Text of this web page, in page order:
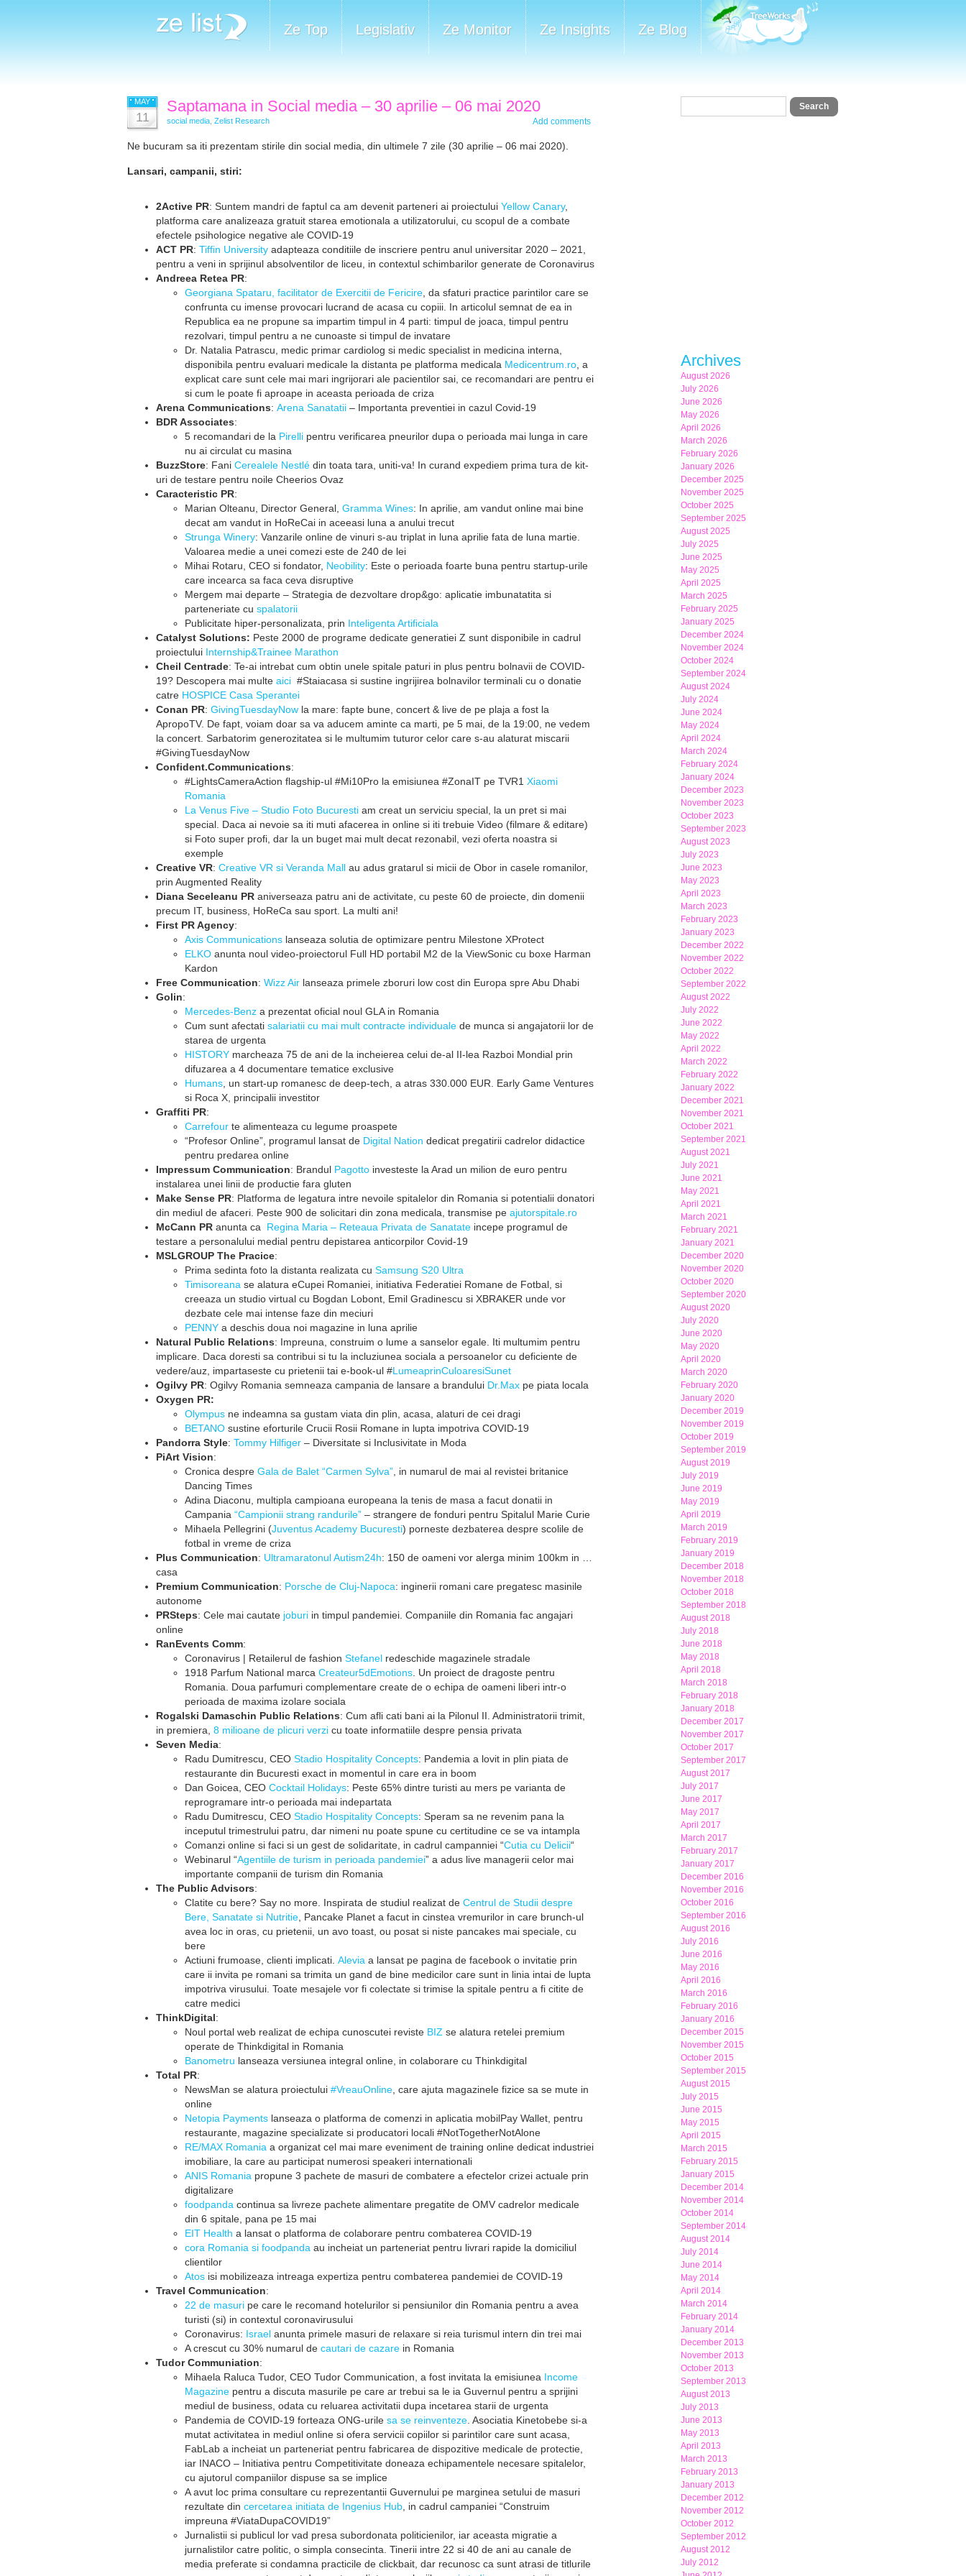
Ze Top Legislativ Ze Monitor Ze Insights Ze Blog
MAY
11
Saptamana in Social media – 30 aprilie – 06 mai 2020
social media Zelist Research Add comments
Ne bucuram sa iti prezentam stirile din social media, din ultimele 7 zile (30 aprilie – 06 mai 2020).
Lansari, campanii, stiri:
2Active PR: Suntem mandri de faptul ca am devenit parteneri ai proiectului Yellow Canary,
platforma care analizeaza gratuit starea emotionala a utilizatorului, cu scopul de a combate
efectele psihologice negative ale COVID-19
ACT PR: Tiffin University adapteaza conditiile de inscriere pentru anul universitar 2020 – 2021,
pentru a veni in sprijinul absolventilor de liceu, in contextul schimbarilor generate de Coronavirus
Andreea Retea PR:
Georgiana Spataru, facilitator de Exercitii de Fericire , da sfaturi practice parintilor care se
confrunta cu imense provocari lucrand de acasa cu copiii. In articolul semnat de ea in
Republica ea ne propune sa impartim timpul in 4 parti: timpul de joaca, timpul pentru
rezolvari, timpul pentru a ne cunoaste si timpul de invatare
Dr. Natalia Patrascu, medic primar cardiolog si medic specialist in medicina interna,
disponibila pentru evaluari medicale la distanta pe platforma medicala Medicentrum.ro , a
explicat care sunt cele mai mari ingrijorari ale pacientilor sai, ce recomandari are pentru ei
si cum le poate fi aproape in aceasta perioada de criza
Arena Communications: Arena Sanatatii – Importanta preventiei in cazul Covid-19
BDR Associates:
5 recomandari de la Pirelli pentru verificarea pneurilor dupa o perioada mai lunga in care
nu ai circulat cu masina
BuzzStore: Fani Cerealele Nestlé din toata tara, uniti-va! In curand expediem prima tura de kit-
uri de testare pentru noile Cheerios Ovaz
Caracteristic PR:
Marian Olteanu, Director General, Gramma Wines: In aprilie, am vandut online mai bine
decat am vandut in HoReCai in aceeasi luna a anului trecut
Strunga Winery: Vanzarile online de vinuri s-au triplat in luna aprilie fata de luna martie.
Valoarea medie a unei comezi este de 240 de lei
Mihai Rotaru, CEO si fondator, Neobility: Este o perioada foarte buna pentru startup-urile
care incearca sa faca ceva disruptive
Mergem mai departe – Strategia de dezvoltare drop&go: aplicatie imbunatatita si
parteneriate cu spalatorii
Publicitate hiper-personalizata, prin Inteligenta Artificiala
Catalyst Solutions: Peste 2000 de programe dedicate generatiei Z sunt disponibile in cadrul
proiectului Internship&Trainee Marathon
Cheil Centrade: Te-ai intrebat cum obtin unele spitale paturi in plus pentru bolnavii de COVID-
19? Descopera mai multe aici #Staiacasa si sustine ingrijirea bolnavilor terminali cu o donatie
catre HOSPICE Casa Sperantei
Conan PR: GivingTuesdayNow la mare: fapte bune, concert & live de pe plaja a fost la
ApropoTV. De fapt, voiam doar sa va aducem aminte ca marti, pe 5 mai, de la 19:00, ne vedem
la concert. Sarbatorim generozitatea si le multumim tuturor celor care s-au alaturat miscarii
#GivingTuesdayNow
Confident.Communications:
#LightsCameraAction flagship-ul #Mi10Pro la emisiunea #ZonaIT pe TVR1 Xiaomi
Romania
La Venus Five – Studio Foto Bucuresti am creat un serviciu special, la un pret si mai
special. Daca ai nevoie sa iti muti afacerea in online si iti trebuie Video (filmare & editare)
si Foto super profi, dar la un buget mai mult decat rezonabil, vezi oferta noastra si
exemple
Creative VR: Creative VR si Veranda Mall au adus gratarul si micii de Obor in casele romanilor,
prin Augmented Reality
Diana Seceleanu PR aniverseaza patru ani de activitate, cu peste 60 de proiecte, din domenii
precum IT, business, HoReCa sau sport. La multi ani!
First PR Agency:
Axis Communications lanseaza solutia de optimizare pentru Milestone XProtect
ELKO anunta noul video-proiectorul Full HD portabil M2 de la ViewSonic cu boxe Harman
Kardon
Free Communication: Wizz Air lanseaza primele zboruri low cost din Europa spre Abu Dhabi
Golin:
Mercedes-Benz a prezentat oficial noul GLA in Romania
Cum sunt afectati salariatii cu mai mult contracte individuale de munca si angajatorii lor de
starea de urgenta
HISTORY marcheaza 75 de ani de la incheierea celui de-al II-lea Razboi Mondial prin
difuzarea a 4 documentare tematice exclusive
Humans , un start-up romanesc de deep-tech, a atras 330.000 EUR. Early Game Ventures
si Roca X, principalii investitor
Graffiti PR:
Carrefour te alimenteaza cu legume proaspete
“Profesor Online”, programul lansat de Digital Nation dedicat pregatirii cadrelor didactice
pentru predarea online
Impressum Communication: Brandul Pagotto investeste la Arad un milion de euro pentru
instalarea unei linii de productie fara gluten
Make Sense PR: Platforma de legatura intre nevoile spitalelor din Romania si potentialii donatori
din mediul de afaceri. Peste 900 de solicitari din zona medicala, transmise pe ajutorspitale.ro
McCann PR anunta ca Regina Maria – Reteaua Privata de Sanatate incepe programul de
testare a personalului medial pentru depistarea anticorpilor Covid-19
MSLGROUP The Pracice:
Prima sedinta foto la distanta realizata cu Samsung S20 Ultra
Timisoreana se alatura eCupei Romaniei, initiativa Federatiei Romane de Fotbal, si
creeaza un studio virtual cu Bogdan Lobont, Emil Gradinescu si XBRAKER unde vor
dezbate cele mai intense faze din meciuri
PENNY a deschis doua noi magazine in luna aprilie
Natural Public Relations: Impreuna, construim o lume a sanselor egale. Iti multumim pentru
implicare. Daca doresti sa contribui si tu la incluziunea sociala a persoanelor cu deficiente de
vedere/auz, impartaseste cu prietenii tai e-book-ul #LumeaprinCuloaresiSunet
Ogilvy PR: Ogilvy Romania semneaza campania de lansare a brandului Dr.Max pe piata locala
Oxygen PR:
Olympus ne indeamna sa gustam viata din plin, acasa, alaturi de cei dragi
BETANO sustine eforturile Crucii Rosii Romane in lupta impotriva COVID-19
Pandorra Style: Tommy Hilfiger – Diversitate si Inclusivitate in Moda
PiArt Vision:
Cronica despre Gala de Balet “Carmen Sylva” , in numarul de mai al revistei britanice
Dancing Times
Adina Diaconu, multipla campioana europeana la tenis de masa a facut donatii in
Campania “Campionii strang randurile” – strangere de fonduri pentru Spitalul Marie Curie
Mihaela Pellegrini (Juventus Academy Bucuresti) porneste dezbaterea despre scolile de
fotbal in vreme de criza
Plus Communication: Ultramaratonul Autism24h: 150 de oameni vor alerga minim 100km in …
casa
Premium Communication: Porsche de Cluj-Napoca: inginerii romani care pregatesc masinile
autonome
PRSteps: Cele mai cautate joburi in timpul pandemiei. Companiile din Romania fac angajari
online
RanEvents Comm:
Coronavirus | Retailerul de fashion Stefanel redeschide magazinele stradale
1918 Parfum National marca Createur5dEmotions . Un proiect de dragoste pentru
Romania. Doua parfumuri complementare create de o echipa de oameni liberi intr-o
perioada de maxima izolare sociala
Rogalski Damaschin Public Relations: Cum afli cati bani ai la Pilonul II. Administratorii trimit,
in premiera, 8 milioane de plicuri verzi cu toate informatiile despre pensia privata
Seven Media:
Radu Dumitrescu, CEO Stadio Hospitality Concepts: Pandemia a lovit in plin piata de
restaurante din Bucuresti exact in momentul in care era in boom
Dan Goicea, CEO Cocktail Holidays: Peste 65% dintre turisti au mers pe varianta de
reprogramare intr-o perioada mai indepartata
Radu Dumitrescu, CEO Stadio Hospitality Concepts: Speram sa ne revenim pana la
inceputul trimestrului patru, dar nimeni nu poate spune cu certitudine ce se va intampla
Comanzi online si faci si un gest de solidaritate, in cadrul campanniei “Cutia cu Delicii“
Webinarul “Agentiile de turism in perioada pandemiei” a adus live managerii celor mai
importante companii de turism din Romania
The Public Advisors:
Clatite cu bere? Say no more. Inspirata de studiul realizat de Centrul de Studii despre
Bere, Sanatate si Nutritie , Pancake Planet a facut in cinstea vremurilor in care brunch-ul
avea loc in oras, cu prietenii, un avo toast, ou posat si niste pancakes mai speciale, cu
bere
Actiuni frumoase, clienti implicati. Alevia a lansat pe pagina de facebook o invitatie prin
care ii invita pe romani sa trimita un gand de bine medicilor care sunt in linia intai de lupta
impotriva virusului. Toate mesajele vor fi colectate si trimise la spitale pentru a fi citite de
catre medici
ThinkDigital:
Noul portal web realizat de echipa cunoscutei reviste BIZ se alatura retelei premium
operate de Thinkdigital in Romania
Banometru lanseaza versiunea integral online, in colaborare cu Thinkdigital
Total PR:
NewsMan se alatura proiectului #VreauOnline , care ajuta magazinele fizice sa se mute in
online
Netopia Payments lanseaza o platforma de comenzi in aplicatia mobilPay Wallet, pentru
restaurante, magazine specializate si producatori locali #NotTogetherNotAlone
RE/MAX Romania a organizat cel mai mare eveniment de training online dedicat industriei
imobiliare, la care au participat numerosi speakeri internationali
ANIS Romania propune 3 pachete de masuri de combatere a efectelor crizei actuale prin
digitalizare
foodpanda continua sa livreze pachete alimentare pregatite de OMV cadrelor medicale
din 6 spitale, pana pe 15 mai
EIT Health a lansat o platforma de colaborare pentru combaterea COVID-19
cora Romania si foodpanda au incheiat un parteneriat pentru livrari rapide la domiciliul
clientilor
Atos isi mobilizeaza intreaga expertiza pentru combaterea pandemiei de COVID-19
Travel Communication:
22 de masuri pe care le recomand hotelurilor si pensiunilor din Romania pentru a avea
turisti (si) in contextul coronavirusului
Coronavirus: Israel anunta primele masuri de relaxare si reia turismul intern din trei mai
A crescut cu 30% numarul de cautari de cazare in Romania
Tudor Communiation:
Mihaela Raluca Tudor, CEO Tudor Communication, a fost invitata la emisiunea Income
Magazine pentru a discuta masurile pe care ar trebui sa le ia Guvernul pentru a sprijini
mediul de business, odata cu reluarea activitatii dupa incetarea starii de urgenta
Pandemia de COVID-19 forteaza ONG-urile sa se reinventeze . Asociatia Kinetobebe si-a
mutat activitatea in mediul online si ofera servicii copiilor si parintilor care sunt acasa,
FabLab a incheiat un parteneriat pentru fabricarea de dispozitive medicale de protectie,
iar INACO – Initiativa pentru Competitivitate doneaza echipamentele necesare spitalelor,
cu ajutorul companiilor dispuse sa se implice
A avut loc prima consultare cu reprezentantii Guvernului pe marginea setului de masuri
rezultate din cercetarea initiata de Ingenius Hub , in cadrul campaniei “Construim
impreuna #ViataDupaCOVID19”
Jurnalistii si publicul lor vad presa subordonata politicienilor, iar aceasta migratie a
jurnalistilor catre politic, o simpla consecinta. Tinerii intre 22 si 40 de ani au canale de
media preferate si condamna practicile de clickbait, dar recunosc ca sunt atrasi de titlurile
Archives
August 2026
July 2026
June 2026
May 2026
April 2026
March 2026
February 2026
January 2026
December 2025
November 2025
October 2025
September 2025
August 2025
July 2025
June 2025
May 2025
April 2025
March 2025
February 2025
January 2025
December 2024
November 2024
October 2024
September 2024
August 2024
July 2024
June 2024
May 2024
April 2024
March 2024
February 2024
January 2024
December 2023
November 2023
October 2023
September 2023
August 2023
July 2023
June 2023
May 2023
April 2023
March 2023
February 2023
January 2023
December 2022
November 2022
October 2022
September 2022
August 2022
July 2022
June 2022
May 2022
April 2022
March 2022
February 2022
January 2022
December 2021
November 2021
October 2021
September 2021
August 2021
July 2021
June 2021
May 2021
April 2021
March 2021
February 2021
January 2021
December 2020
November 2020
October 2020
September 2020
August 2020
July 2020
June 2020
May 2020
April 2020
March 2020
February 2020
January 2020
December 2019
November 2019
October 2019
September 2019
August 2019
July 2019
June 2019
May 2019
April 2019
March 2019
February 2019
January 2019
December 2018
November 2018
October 2018
September 2018
August 2018
July 2018
June 2018
May 2018
April 2018
March 2018
February 2018
January 2018
December 2017
November 2017
October 2017
September 2017
August 2017
July 2017
June 2017
May 2017
April 2017
March 2017
February 2017
January 2017
December 2016
November 2016
October 2016
September 2016
August 2016
July 2016
June 2016
May 2016
April 2016
March 2016
February 2016
January 2016
December 2015
November 2015
October 2015
September 2015
August 2015
July 2015
June 2015
May 2015
April 2015
March 2015
February 2015
January 2015
December 2014
November 2014
October 2014
September 2014
August 2014
July 2014
June 2014
May 2014
April 2014
March 2014
February 2014
January 2014
December 2013
November 2013
October 2013
September 2013
August 2013
July 2013
June 2013
May 2013
April 2013
March 2013
February 2013
January 2013
December 2012
November 2012
October 2012
September 2012
August 2012
July 2012